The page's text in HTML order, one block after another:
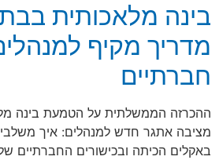
בינה מלאכותית
מדריך מקיף
חברתיים
ההכרזה הממשלתית על הטמעת בינה
מציבה אתגר חדש למנהלים: איך משלבים
באקלים הכיתה ובכישורים החברתיים